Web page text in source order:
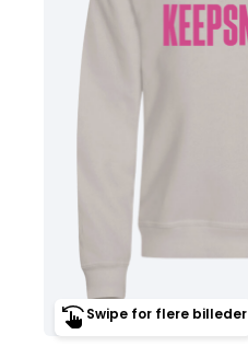
Swipe for flere billeder